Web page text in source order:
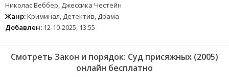
Николас Веббер, Джессика Честейн
Жанр:Криминал, Детектив, Драма
Добавлен: 12-10-2025, 13:55
Смотреть Закон и порядок: Суд присяжных (2005)
онлайн бесплатно